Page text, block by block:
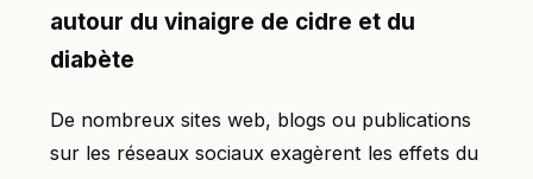
autour du vinaigre de cidre et du
diabète
De nombreux sites web, blogs ou publications
sur les réseaux sociaux exagèrent les effets du